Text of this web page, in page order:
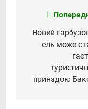
Навігація
записів
Новий
ель може
принадою